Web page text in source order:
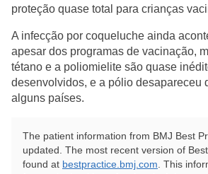
proteção quase total para crianças
A infecção por coqueluche ainda
apesar dos programas de vacinação,
tétano e a poliomielite são quase
desenvolvidos, e a pólio desapareceu
alguns países.
The patient information from BMJ Best
updated. The most recent version of
found at bestpractice.bmj.com . This